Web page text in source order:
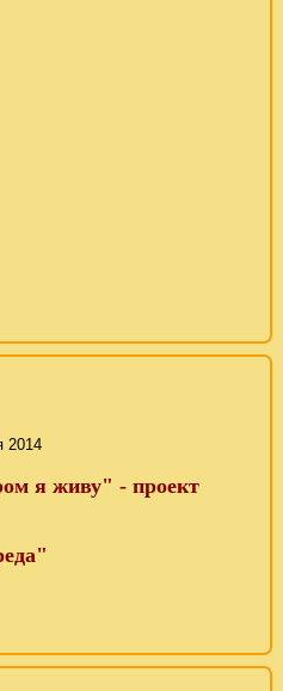
2014
я живу" - проект